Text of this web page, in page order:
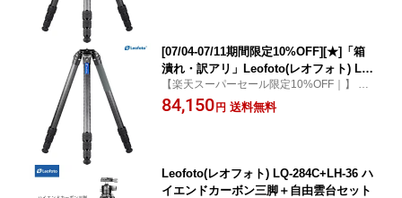
[07/04-07/11期間限定10%OFF][★]「箱
潰れ・訳アリ」Leofoto(レオフォト) LM
-364CL システムカーボン三脚単品［サ
ミットシリーズ｜最大脚径36mm｜4段
【楽天スーパーセール限定10%OFF｜】 Le
ofoto LM-364CL システムカーボン三脚単品
84,150 円 送料無料
Leofoto(レオフォト) LQ-284C+LH-36 ハ
イエンドカーボン三脚＋自由雲台セット